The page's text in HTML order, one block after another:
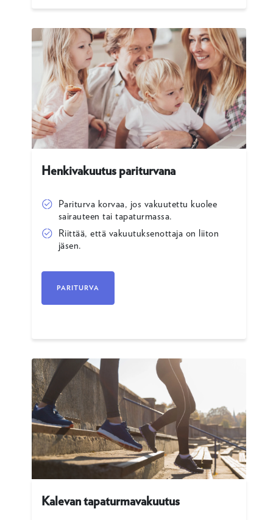
Henkivakuutus pariturvana
Pariturva korvaa, jos vakuutettu kuolee
sairauteen tai tapaturmassa.
Riittää, että vakuutuksenottaja on liiton
jäsen.
PARITURVA
Kalevan tapaturmavakuutus